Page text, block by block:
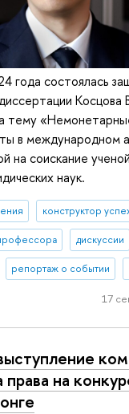
года состоялась
Косцова
тему
в международном
на соискание
наук.
конструктор
дискуссии
репортаж о событии
17
права на